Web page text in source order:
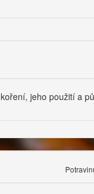
jeho použití a